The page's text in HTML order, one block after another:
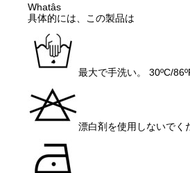
Whatâs
具体的には、この製品は
最大で手洗い。 30ºC/
漂白剤を使用しないでく